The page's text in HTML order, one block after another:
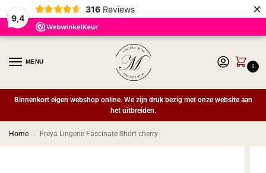
9,4
316 Reviews ×
MENU
0
Binnenkort eigen webshop online. We zijn druk bezig met onze website aan
het uitbreiden.
Home / Freya Lingerie Fascinate Short cherry